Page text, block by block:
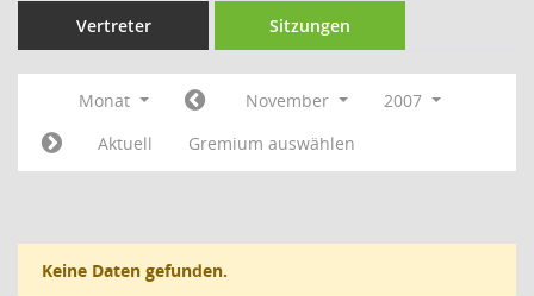
Vertreter Sitzungen
Monat November
2007
Aktuell
Gremium auswählen
Keine Daten gefunden.